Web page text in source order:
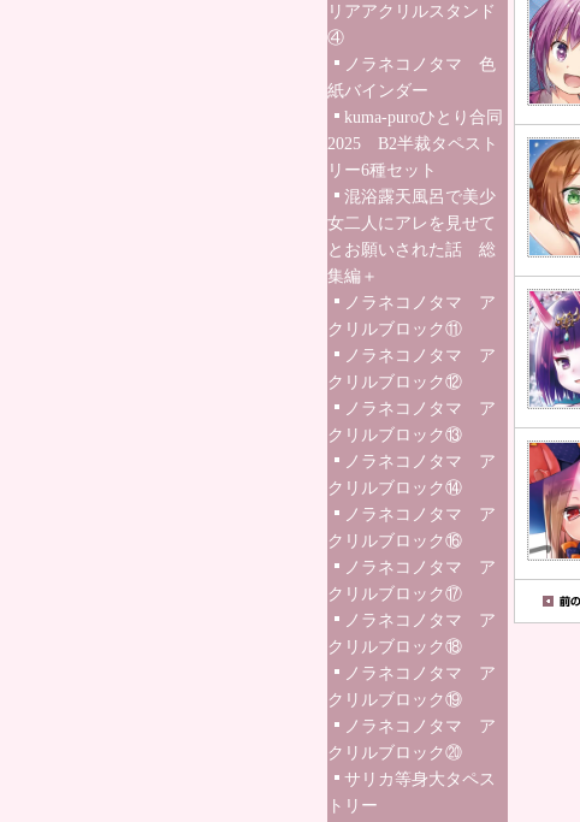
リアアクリルスタンド
④
ノラネコノタマ 色
紙バインダー
kuma-puroひとり合同
2025 B2半裁タペスト
リー6種セット
混浴露天風呂で美少
女二人にアレを見せて
とお願いされた話 総
集編＋
ノラネコノタマ ア
クリルブロック⑪
ノラネコノタマ ア
クリルブロック⑫
ノラネコノタマ ア
クリルブロック⑬
ノラネコノタマ ア
クリルブロック⑭
ノラネコノタマ ア
クリルブロック⑯
ノラネコノタマ ア
クリルブロック⑰
ノラネコノタマ ア
クリルブロック⑱
ノラネコノタマ ア
クリルブロック⑲
ノラネコノタマ ア
クリルブロック⑳
サリカ等身大タペス
トリー